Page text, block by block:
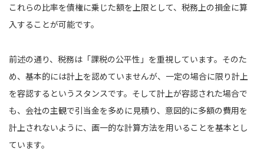
これらの比率を債権に乗じた額を上限として、税務上の損金に算
入することが可能です。
前述の通り、税務は「課税の公平性」を重視しています。そのた
め、基本的には計上を認めていませんが、一定の場合に限り計上
を容認するというスタンスです。そして計上が容認された場合で
も、会社の主観で引当金を多めに見積り、意図的に多額の費用を
計上されないように、画一的な計算方法を用いることを基本とし
ています。